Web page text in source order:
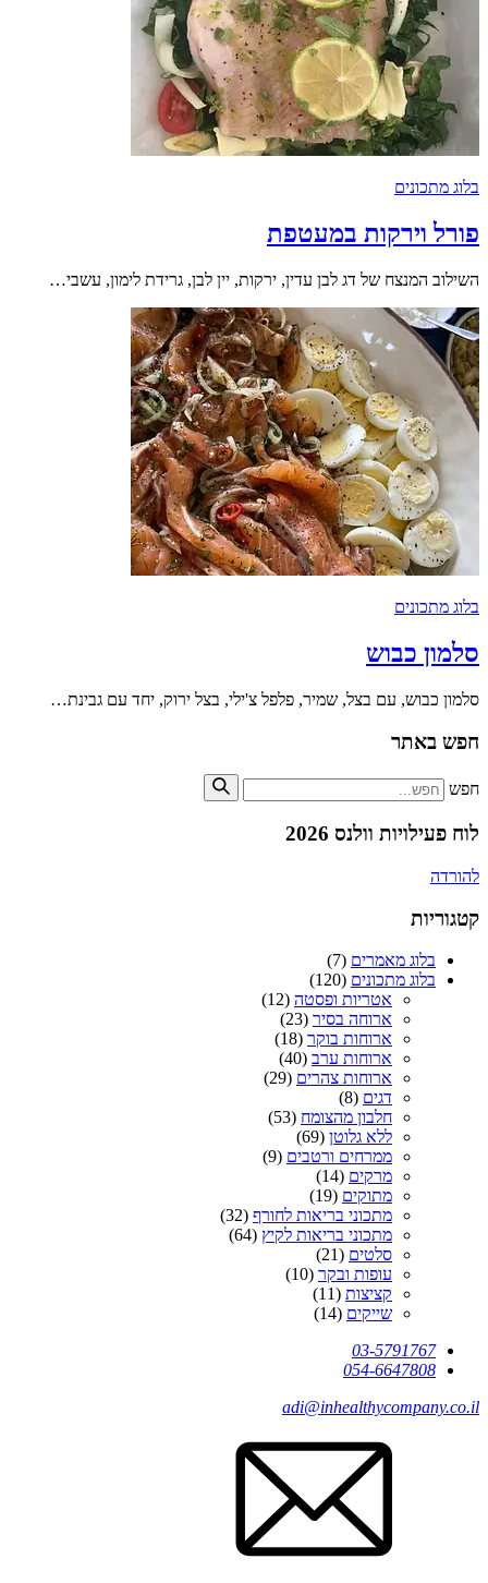
בלוג מתכונים
פורל וירקות במעטפת
השילוב המנצח של דג לבן עדין, ירקות, יין לבן, גרידת לימון, עשבי…
בלוג מתכונים
סלמון כבוש
סלמון כבוש, עם בצל, שמיר, פלפל צ'ילי, בצל ירוק, יחד עם גבינת…
חפש באתר
חפש
לוח פעילויות וולנס 2026
להורדה
קטגוריות
בלוג מאמרים (7)
בלוג מתכונים (120)
אטריות ופסטה (12)
ארוחה בסיר (23)
ארוחות בוקר (18)
ארוחות ערב (40)
ארוחות צהרים (29)
דגים (8)
חלבון מהצומח (53)
ללא גלוטן (69)
ממרחים ורטבים (9)
מרקים (14)
מתוקים (19)
מתכוני בריאות לחורף (32)
מתכוני בריאות לקיץ (64)
סלטים (21)
עופות ובקר (10)
קציצות (11)
שייקים (14)
03-5791767
054-6647808
adi@inhealthycompany.co.il